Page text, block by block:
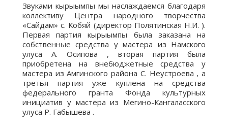
Звуками кырыымпы мы наслаждаемся благодаря
коллективу Центра народного творчества
«Сайдам» с. Кобяй (директор Полятинская Н.И. ).
Первая партия кырыымпы была заказана на
собственные средства у мастера из Намского
улуса А. Осипова , вторая партия была
приобретена на внебюджетные средства у
мастера из Амгинского района С. Неустроева , а
третья партия уже куплена на средства
федерального гранта Фонда культурных
инициатив у мастера из Мегино-Кангаласского
улуса Р. Габышева .